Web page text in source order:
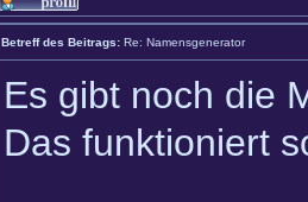
Betreff des Beitrags: Re: Namensgenerator
Es gibt noch die
Das funktioniert